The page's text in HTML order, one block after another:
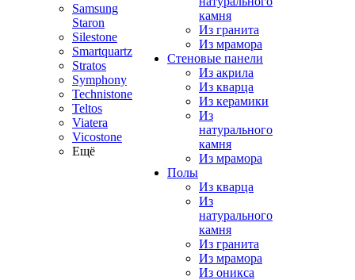
Samsung
Staron
Silestone
Smartquartz
Stratos
Symphony
Technistone
Teltos
Viatera
Vicostone
Ещё
камня
Из гранита
Из мрамора
Стеновые панели
Из акрила
Из кварца
Из керамики
Из
натурального
камня
Из мрамора
Полы
Из кварца
Из
натурального
камня
Из гранита
Из мрамора
Из оникса